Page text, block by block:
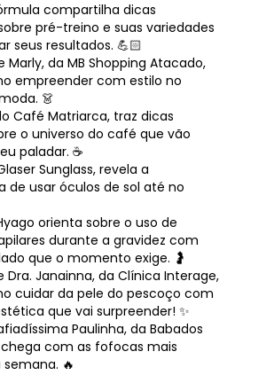
compartilha dicas
pré-treino e suas variedades
seus resultados. 💪🏻
Marly, da MB Shopping Atacado,
empreender com estilo no
👗
Café Matriarca, traz dicas
o universo do café que vão
paladar. ☕
Sunglass, revela a
de usar óculos de sol até no
orienta sobre o uso de
durante a gravidez com
que o momento exige. 🤰
Dra. Janainna, da Clínica Interage,
cuidar da pele do pescoço com
que vai surpreender! ✨
Paulinha, da Babados
chega com as fofocas mais
🔥